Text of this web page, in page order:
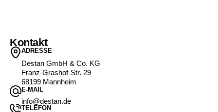
Kontakt
ADRESSE
Destan GmbH & Co. KG
Franz-Grashof-Str. 29
68199 Mannheim
E-MAIL
info@destan.de
TELEFON